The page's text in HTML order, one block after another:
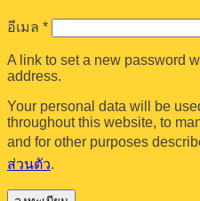
Your personal data will be
and for other purposes
ลงทะเบียน
เตาอบพิซซ่า pizzaoven รุ่น PT-